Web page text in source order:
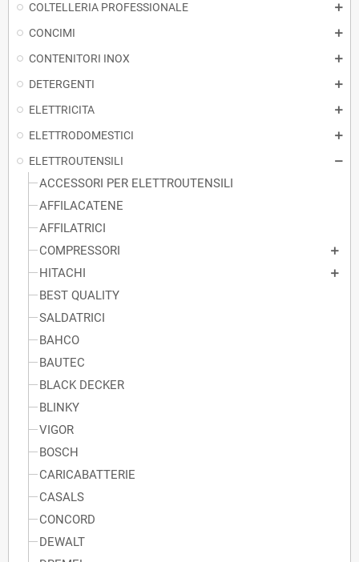
COLTELLERIA PROFESSIONALE
CONCIMI
CONTENITORI INOX
DETERGENTI
ELETTRICITA
ELETTRODOMESTICI
ELETTROUTENSILI
ACCESSORI PER ELETTROUTENSILI
AFFILACATENE
AFFILATRICI
COMPRESSORI
HITACHI
BEST QUALITY
SALDATRICI
BAHCO
BAUTEC
BLACK DECKER
BLINKY
VIGOR
BOSCH
CARICABATTERIE
CASALS
CONCORD
DEWALT